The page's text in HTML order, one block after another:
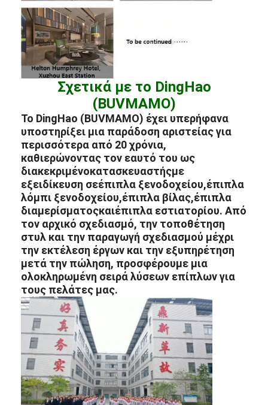
Σχετικά με το DingHao
(BUVMAMO)
Το DingHao (BUVMAMO) έχει υπερήφανα
υποστηρίξει μια παράδοση αριστείας για
περισσότερα από 20 χρόνια,
καθιερώνοντας τον εαυτό του ως
διακεκριμένοκατασκευαστήςμε
εξειδίκευση σεέπιπλα ξενοδοχείου,έπιπλα
λόμπι ξενοδοχείου,έπιπλα βίλας,έπιπλα
διαμερίσματοςκαιέπιπλα εστιατορίου. Από
τον αρχικό σχεδιασμό, την τοποθέτηση
στυλ και την παραγωγή σχεδιασμού μέχρι
την εκτέλεση έργων και την εξυπηρέτηση
μετά την πώληση, προσφέρουμε μια
ολοκληρωμένη σειρά λύσεων επίπλων για
τους πελάτες μας.